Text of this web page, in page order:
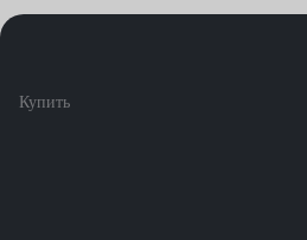
Купить